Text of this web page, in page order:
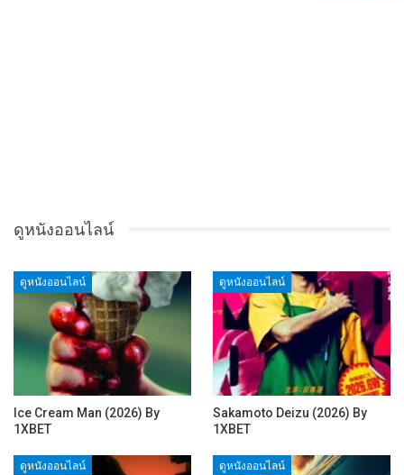
ดูหนังออนไลน์
ดูหนังออนไลน์
Ice Cream Man (2026) By
1XBET
ดูหนังออนไลน์
Sakamoto Deizu (2026) By
1XBET
ดูหนังออนไลน์ ดูหนังออนไลน์